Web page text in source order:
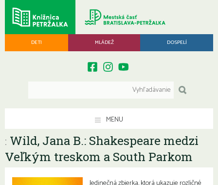
DETI MLÁDEŽ DOSPELÍ
MENU
: Wild, Jana B.: Shakespeare medzi
Veľkým treskom a South Parkom